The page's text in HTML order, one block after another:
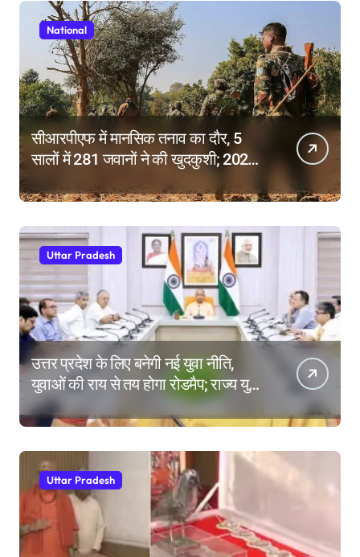
National
सीआरपीएफ में मानसिक तनाव का दौर, 5
सालों में 281 जवानों ने की खुदकुशी; 2025
Uttar Pradesh
उत्तर प्रदेश के लिए बनेगी नई युवा नीति,
युवाओं की राय से तय होगा रोडमैप; राज्य युवा
आयोग के गठन पर भी मंथन
Uttar Pradesh